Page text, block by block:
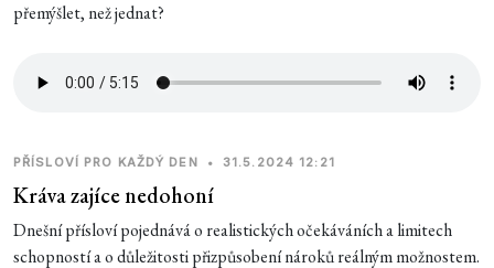
přemýšlet, než jednat?
PŘÍSLOVÍ PRO KAŽDÝ DEN • 31.5.2024 12:21
Kráva zajíce nedohoní
Dnešní přísloví pojednává o realistických očekáváních a limitech
schopností a o důležitosti přizpůsobení nároků reálným možnostem.